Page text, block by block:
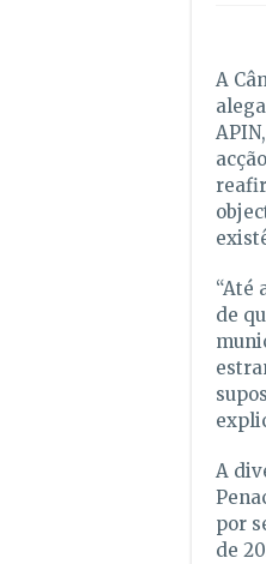
A
“Até
de
A
por
de